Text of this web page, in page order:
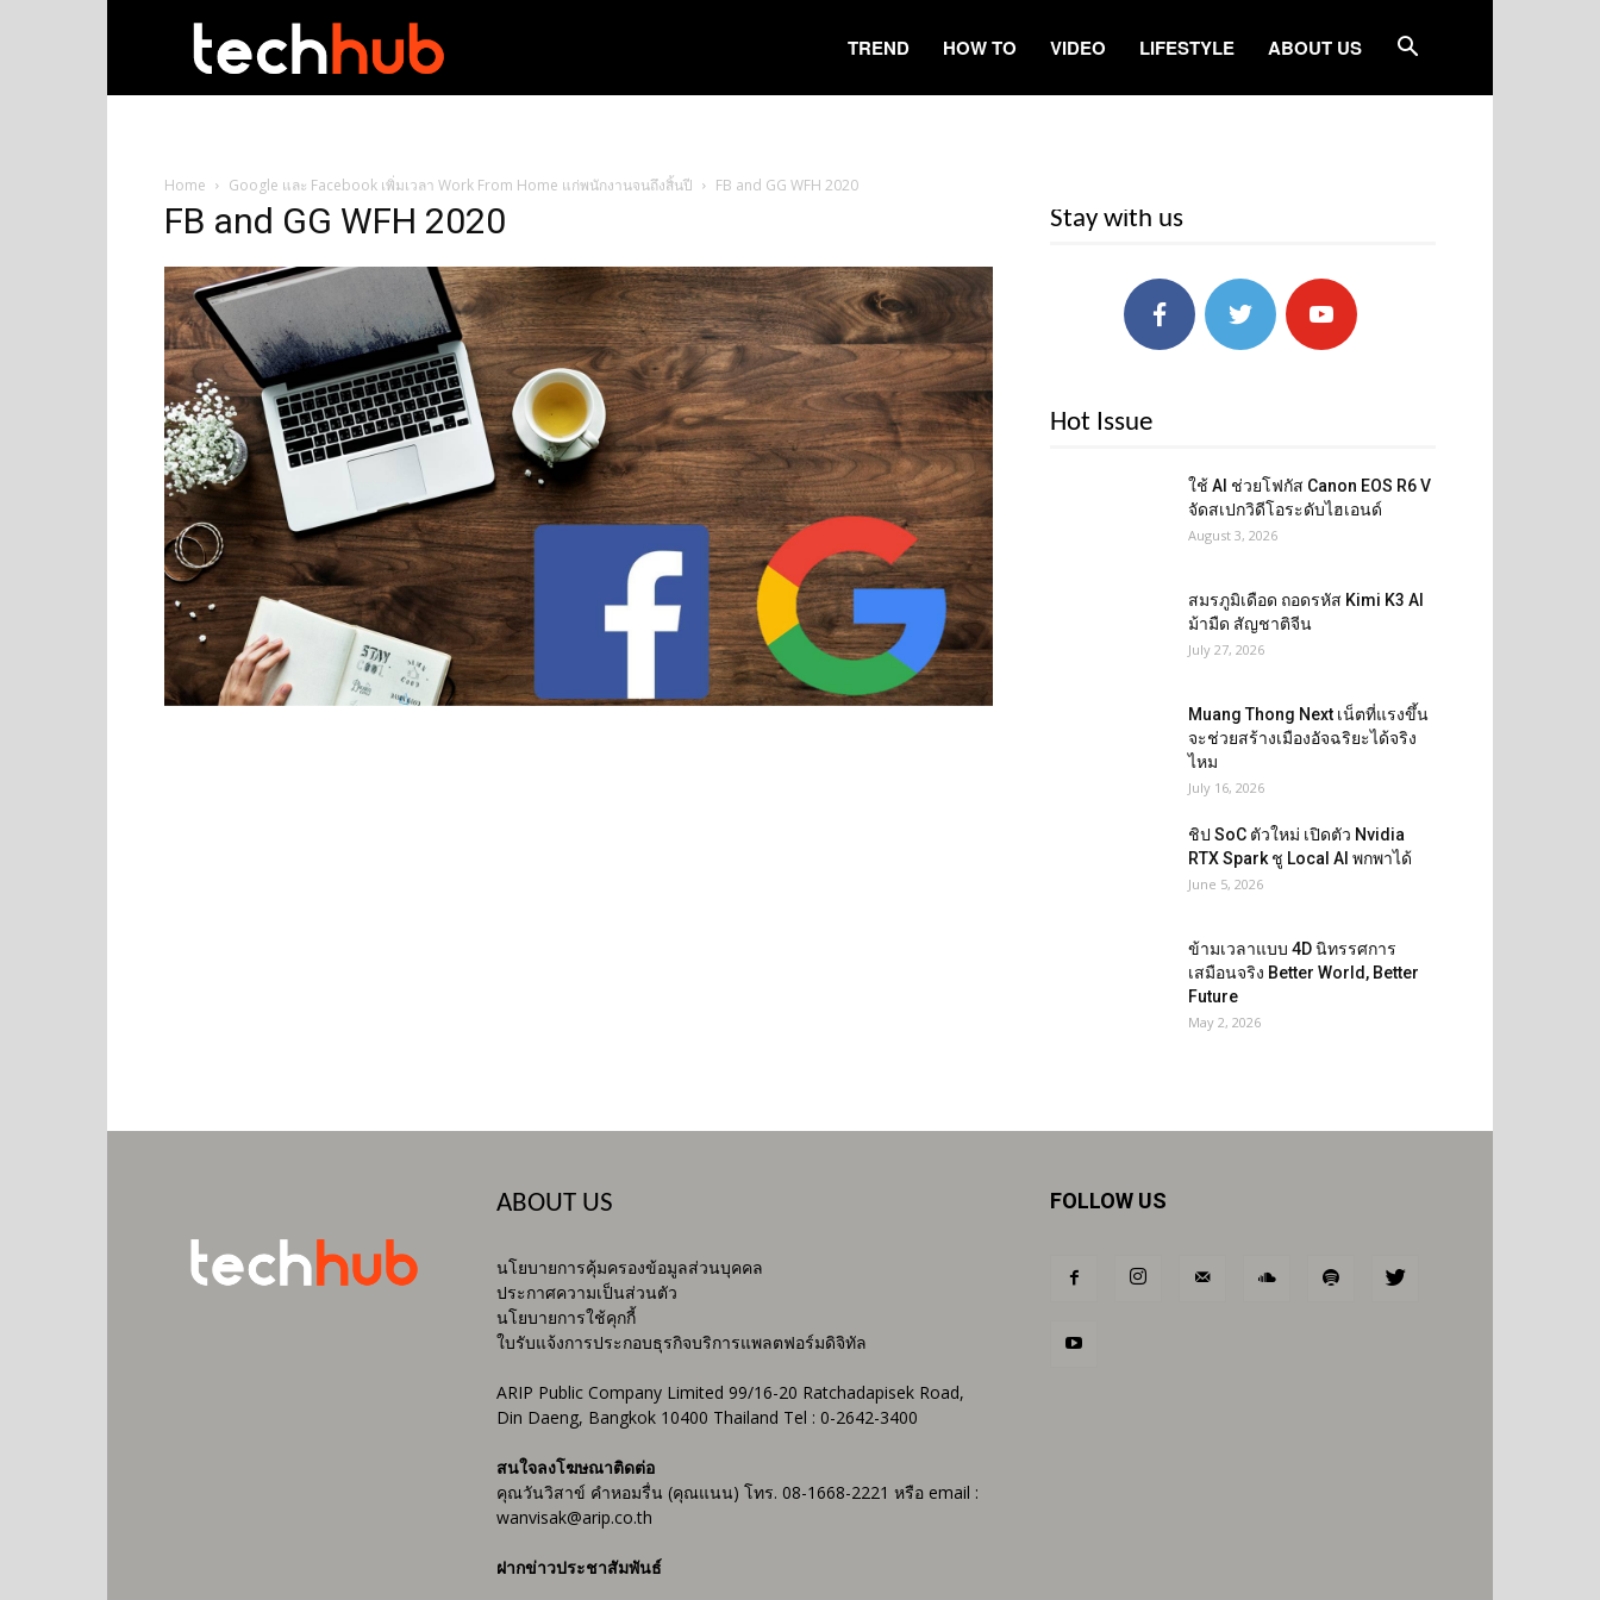
TREND HOW TO VIDEO LIFESTYLE ABOUT US
Home Google และ Facebook เพิ่มเวลา Work From Home แก่พนักงานจนถึงสิ้นปี FB and GG WFH 2020
FB and GG WFH 2020 Stay with us
Hot Issue
ใช้ AI ช่วยโฟกัส Canon EOS R6 V
จัดสเปกวิดีโอระดับไฮเอนด์
August 3, 2026
สมรภูมิเดือด ถอดรหัส Kimi K3 AI
ม้ามืด สัญชาติจีน
July 27, 2026
Muang Thong Next เน็ตที่แรงขึ้น
จะช่วยสร้างเมืองอัจฉริยะได้จริง
ไหม
July 16, 2026
ชิป SoC ตัวใหม่ เปิดตัว Nvidia
RTX Spark ชู Local AI พกพาได้
June 5, 2026
ข้ามเวลาแบบ 4D นิทรรศการ
เสมือนจริง Better World, Better
Future
May 2, 2026
ABOUT US
นโยบายการคุ้มครองข้อมูลส่วนบุคคล
ประกาศความเป็นส่วนตัว
นโยบายการใช้คุกกี้
ใบรับแจ้งการประกอบธุรกิจบริการแพลตฟอร์มดิจิทัล
ARIP Public Company Limited 99/16-20 Ratchadapisek Road,
Din Daeng, Bangkok 10400 Thailand Tel : 0-2642-3400
สนใจลงโฆษณาติดต่อ
คุณวันวิสาข์ คำหอมรื่น (คุณแนน) โทร. 08-1668-2221 หรือ email :
wanvisak@arip.co.th
ฝากข่าวประชาสัมพันธ์
FOLLOW US